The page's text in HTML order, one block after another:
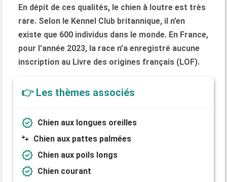
En dépit de ces qualités, le chien à loutre est très
rare. Selon le Kennel Club britannique, il n’en
existe que 600 individus dans le monde. En France,
pour l’année 2023, la race n’a enregistré aucune
inscription au Livre des origines français (LOF).
👉 Les thèmes associés
verified Chien aux longues oreilles
🐾 Chien aux pattes palmées
verified Chien aux poils longs
verified Chien courant